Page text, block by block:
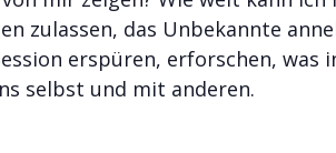
zulassen, das Unbekannte
erspüren, erforschen, was
selbst und mit anderen.